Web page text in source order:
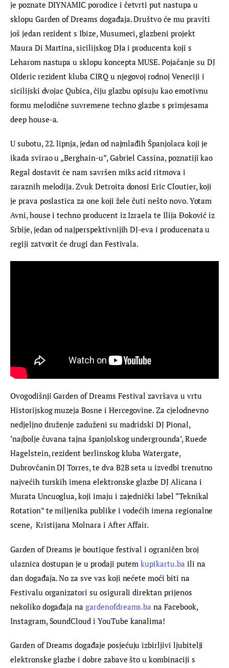
je poznate DIYNAMIC porodice i četvrti put nastupa u
sklopu Garden of Dreams događaja. Društvo će mu praviti
još jedan rezident s Ibize, Musumeci, glazbeni projekt
Maura Di Martina, sicilijskog DJa i producenta koji s
Leharom nastupa u sklopu koncepta MUSE. Pojačanje su DJ
Olderic rezident kluba CIRQ u njegovoj rodnoj Veneciji i
sicilijski dvojac Qubica, čiju glazbu opisuju kao emotivnu
formu melodične suvremene techno glazbe s primjesama
deep house-a.
U subotu, 22. lipnja, jedan od najmlađih Španjolaca koji je
ikada svirao u „Berghain-u”, Gabriel Cassina, poznatiji kao
Regal dostavit će nam savršen miks acid ritmova i
zaraznih melodija. Zvuk Detroita donosi Eric Cloutier, koji
je prava poslastica za one koji žele čuti nešto novo. Yotam
Avni, house i techno producent iz Izraela te Ilija Đoković iz
Srbije, jedan od najperspektivnijih DJ-eva i producenata u
regiji zatvorit će drugi dan Festivala.
Ovogodišnji Garden of Dreams Festival završava u vrtu
Historijskog muzeja Bosne i Hercegovine. Za cjelodnevno
nedjeljno druženje zaduženi su madridski DJ Pional,
‘najbolje čuvana tajna španjolskog undergrounda’, Ruede
Hagelstein, rezident berlinskog kluba Watergate,
Dubrovčanin DJ Torres, te dva B2B seta u izvedbi trenutno
najvećih turskih imena elektronske glazbe DJ Alicana i
Murata Uncuoglua, koji imaju i zajednički label “Teknikal
Rotation” te miljenika publike i vodećih imena regionalne
scene,  Kristijana Molnara i After Affair.
Garden of Dreams je boutique festival i ograničen broj
ulaznica dostupan je u prodaji putem kupikartu.ba ili na
dan događaja. No za sve vas koji nećete moći biti na
Festivalu organizatori su osigurali direktan prijenos
nekoliko događaja na gardenofdreams.ba na Facebook,
Instagram, SoundCloud i YouTube kanalima!
Garden of Dreams događaje posjećuju izbirljivi ljubitelji
elektronske glazbe i dobre zabave što u kombinaciji s